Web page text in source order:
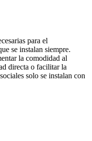
para el
se instalan siempre.
la comodidad al
directa o facilitar la
solo se instalan con